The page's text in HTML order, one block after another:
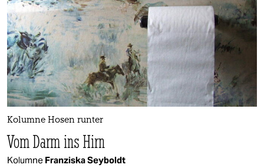
öko
gesellschaft
kultur
sport
berlin
nord
Kolumne Hosen runter
Vom Darm ins Hirn
Kolumne Franziska Seyboldt